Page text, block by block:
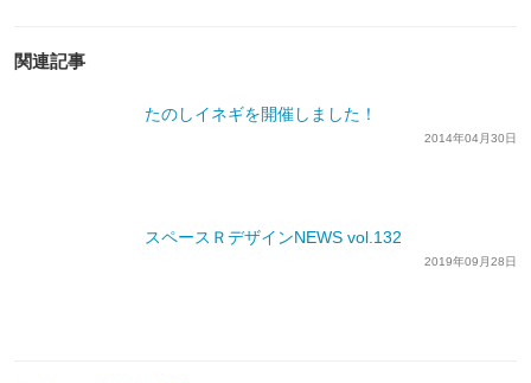
関連記事
たのしイネギを開催しました！
2014年04月30日
スペースＲデザインNEWS vol.132
2019年09月28日